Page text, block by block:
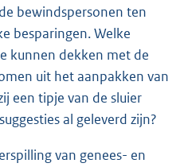
bewindspersonen ten
besparingen. Welke
kunnen dekken met de
uit het aanpakken van
een tipje van de sluier
al geleverd zijn?
van genees- en